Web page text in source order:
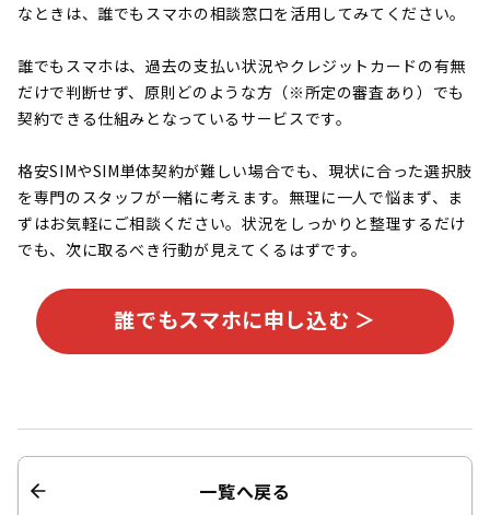
なときは、誰でもスマホの相談窓口を活用してみてください。
誰でもスマホは、過去の支払い状況やクレジットカードの有無
だけで判断せず、原則どのような方（※所定の審査あり）でも
契約できる仕組みとなっているサービスです。
格安SIMやSIM単体契約が難しい場合でも、現状に合った選択肢
を専門のスタッフが一緒に考えます。無理に一人で悩まず、ま
ずはお気軽にご相談ください。状況をしっかりと整理するだけ
でも、次に取るべき行動が見えてくるはずです。
誰でもスマホに申し込む ＞
一覧へ戻る